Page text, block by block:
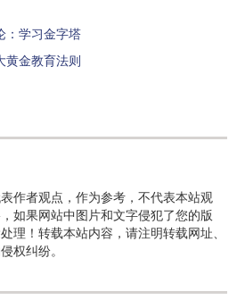
：学习金字塔
黄金教育法则
表作者观点，作为参考，不代表本站观
如果网站中图片和文字侵犯了您的版
理！转载本站内容，请注明转载网址、
权纠纷。